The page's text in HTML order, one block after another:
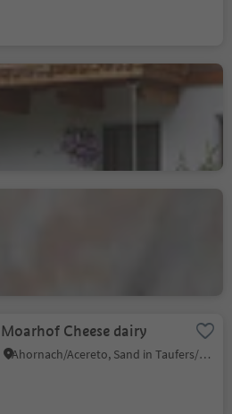
Hochgruberhof cheese
Moarhof Cheese dairy
Ahornach/Acereto, Sand in Taufers/Campo Tures, Ahrntal/Valle Aurina